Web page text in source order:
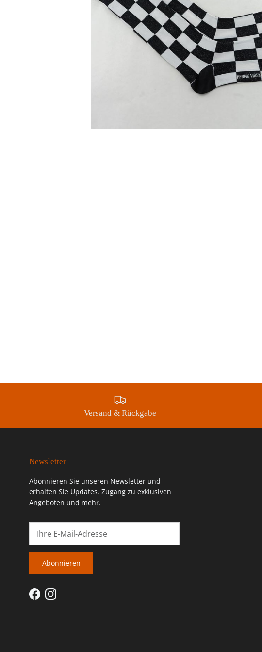
Versand & Rückgabe
Newsletter
Abonnieren Sie unseren Newsletter und
erhalten Sie Updates, Zugang zu exklusiven
Angeboten und mehr.
Abonnieren
FacebookInstagram